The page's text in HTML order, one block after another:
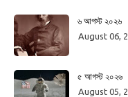
৬ আগস্ট ২০২৬
August 06,
৫ আগস্ট ২০২৬
August 05,